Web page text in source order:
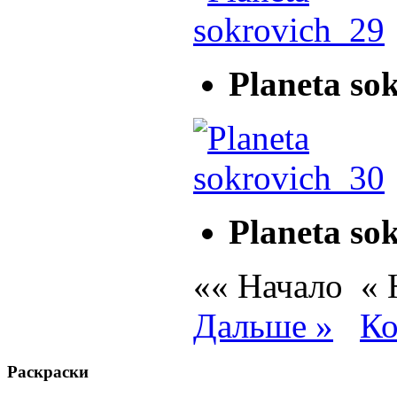
Planeta
Planeta
«« Начало «
Дальше »
Раскраски